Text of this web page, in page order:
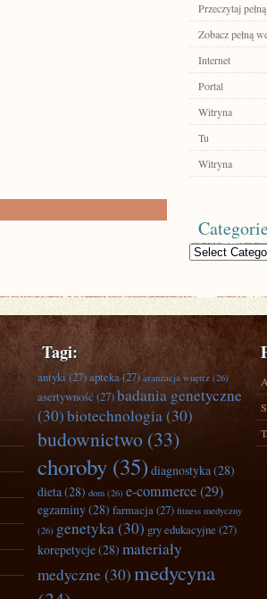
Przeczytaj
Zobacz pełną
Internet
Portal
Witryna
Tu
Witryna
Categories
Tagi:
antyki(27)apteka(27) aranżacja wnętrz (26)
asertywność (27)badania genetyczne
(30)biotechnologia(30)
budownictwo (33)
choroby (35) diagnostyka(28)
dieta(28) dom (26) e-commerce(29)
egzaminy(28) farmacja(27) fitness medyczny
(26) genetyka(30) gry edukacyjne (27)
korepetycje(28) materiały
medyczne (30)medycyna